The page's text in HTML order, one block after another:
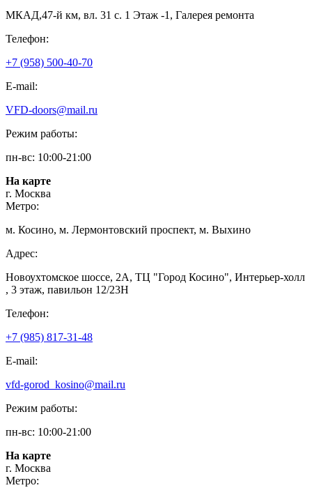
МКАД,47-й км, вл. 31 с. 1 Этаж -1, Галерея ремонта
Телефон:
+7 (958) 500-40-70
E-mail:
VFD-doors@mail.ru
Режим работы:
пн-вс: 10:00-21:00
На карте
г. Москва
Метро:
м. Косино, м. Лермонтовский проспект, м. Выхино
Адрес:
Новоухтомское шоссе, 2А, ТЦ "Город Косино", Интерьер-холл
, 3 этаж, павильон 12/23Н
Телефон:
+7 (985) 817-31-48
E-mail:
vfd-gorod_kosino@mail.ru
Режим работы:
пн-вс: 10:00-21:00
На карте
г. Москва
Метро: